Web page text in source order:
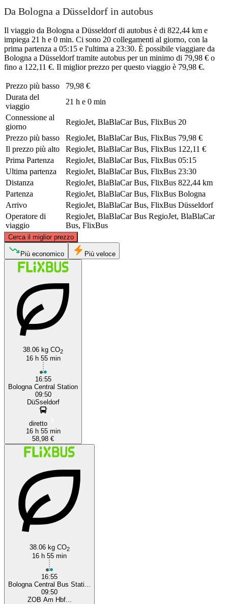
Da Bologna a Düsseldorf in autobus
Il viaggio da Bologna a Düsseldorf di autobus è di 822,44 km e
impiega 21 h e 0 min. Ci sono 20 collegamenti al giorno, con la
prima partenza a 05:15 e l'ultima a 23:30. È possibile viaggiare da
Bologna a Düsseldorf tramite autobus per un minimo di 79,98 € o
fino a 122,11 €. Il miglior prezzo per questo viaggio è 79,98 €.
Prezzo più basso
79,98 €
Durata del
viaggio
21 h e 0 min
Connessione al
giorno
RegioJet, BlaBlaCar Bus, FlixBus 20
Prezzo più basso
RegioJet, BlaBlaCar Bus, FlixBus 79,98 €
Il prezzo più alto
RegioJet, BlaBlaCar Bus, FlixBus 122,11 €
Prima Partenza
RegioJet, BlaBlaCar Bus, FlixBus 05:15
Ultima partenza
RegioJet, BlaBlaCar Bus, FlixBus 23:30
Distanza
RegioJet, BlaBlaCar Bus, FlixBus 822,44 km
Partenza
RegioJet, BlaBlaCar Bus, FlixBus Bologna
Arrivo
RegioJet, BlaBlaCar Bus, FlixBus Düsseldorf
Operatore di
viaggio
RegioJet, BlaBlaCar Bus RegioJet, BlaBlaCar
Bus, FlixBus
Cerca il miglior prezzo
Düsseldorf
Più economico Più veloce
38.06 kg CO2
16 h 55 min
16:55
Bologna Central Station
09:50
DüSseldorf
diretto
16 h 55 min
58,98 €
38.06 kg CO2
16 h 55 min
16:55
Bologna Central Bus Stati...
09:50
ZOB Am Hbf...